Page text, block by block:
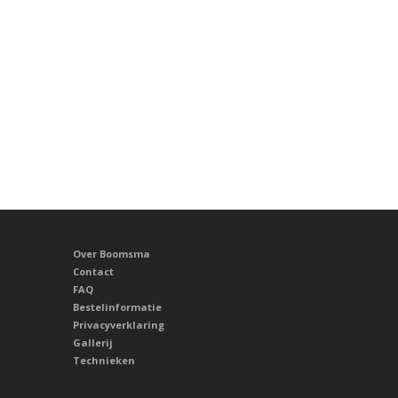
Over Boomsma
Contact
FAQ
Bestelinformatie
Privacyverklaring
Gallerij
Technieken